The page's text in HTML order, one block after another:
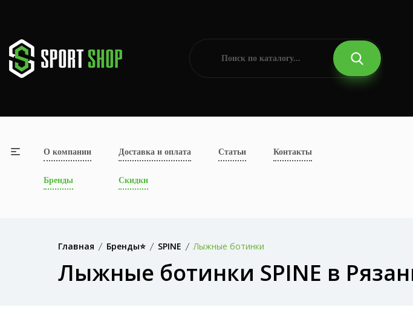
О компании Доставка и оплата Статьи Контакты
Бренды Скидки
Главная Бренды⭐ SPINE Лыжные ботинки
Лыжные ботинки SPINE в